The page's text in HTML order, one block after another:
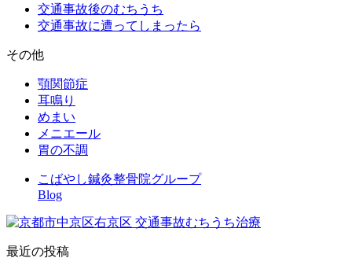
交通事故後のむちうち
交通事故に遭ってしまったら
その他
顎関節症
耳鳴り
めまい
メニエール
胃の不調
こばやし鍼灸整骨院グループ
Blog
最近の投稿